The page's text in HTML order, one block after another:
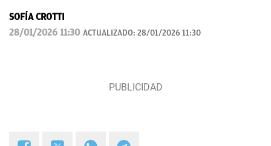
SOFÍA CROTTI
28/01/2026 11:30 ACTUALIZADO: 28/01/2026 11:30